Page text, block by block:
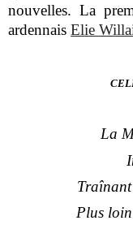
nouvelles. La
ardennaisElie
La
Traînant
Plus